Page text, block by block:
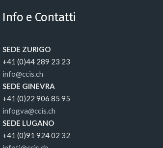
Info e Contatti
SEDE ZURIGO
+41 (0)44 289 23 23
info@ccis.ch
SEDE GINEVRA
+41 (0)22 906 85 95
infogva@ccis.ch
SEDE LUGANO
+41 (0)91 924 02 32